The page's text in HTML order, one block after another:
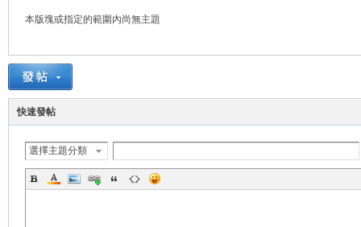
悠
本版塊或指定的範圍內尚無主題
快速發帖
選擇主題分類